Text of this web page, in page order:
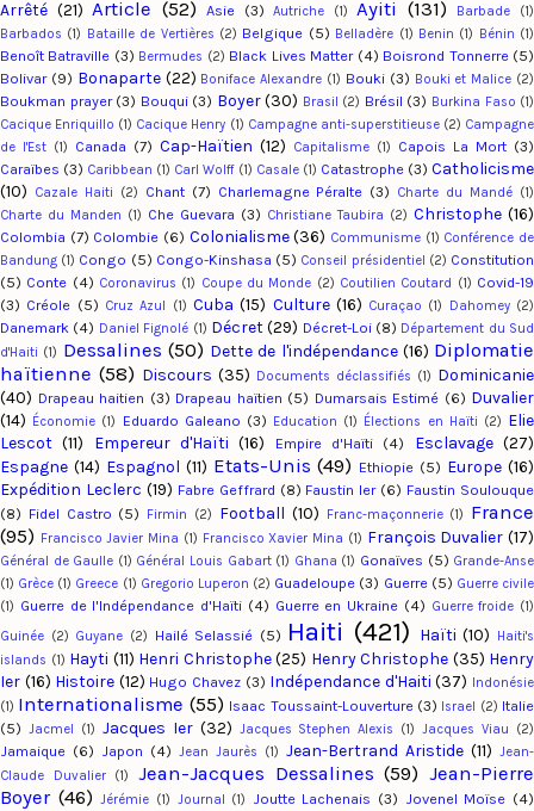
Arrêté (21) Article (52) Asie (3) Autriche (1) Ayiti (131) Barbade
(1)
Barbados (1) Bataille de Vertières (2) Belgique (5) Belladère (1) Benin (1) Bénin (1)
Benoît Batraville (3) Bermudes (2) Black Lives Matter (4) Boisrond Tonnerre (5)
Bolivar (9) Bonaparte (22) Boniface Alexandre (1) Bouki (3) Bouki et Malice (2)
Boukman prayer (3) Bouqui (3) Boyer (30) Brasil (2) Brésil (3) Burkina Faso (1)
Cacique Enriquillo (1) Cacique Henry (1) Campagne anti-superstitieuse (2) Campagne
de l'Est (1) Canada (7) Cap-Haïtien (12) Capitalisme (1) Capois La Mort (3)
Caraïbes (3) Caribbean (1) Carl Wolff (1) Casale (1) Catastrophe (3) Catholicisme
(10)
Cazale Haiti (2) Chant (7) Charlemagne Péralte (3) Charte du Mandé (1)
Charte du Manden (1) Che Guevara (3) Christiane Taubira (2) Christophe (16)
Colombia (7) Colombie (6) Colonialisme (36) Communisme (1) Conférence de
Bandung (1) Congo (5) Congo-Kinshasa (5) Conseil présidentiel (2) Constitution
(5) Conte (4) Coronavirus (1) Coupe du Monde (2) Coutilien Coutard (1) Covid-19
(3) Créole (5) Cruz Azul (1) Cuba (15) Culture (16) Curaçao (1) Dahomey (2)
Danemark (4) Daniel Fignolé (1) Décret(29) Décret-Loi (8) Département du Sud
d'Haiti (1) Dessalines (50) Dette de l'indépendance (16) Diplomatie
haïtienne (58) Discours (35) Documents déclassifiés (1) Dominicanie
(40) Drapeau haitien (3) Drapeau haïtien (5) Dumarsais Estimé (6) Duvalier
(14) Économie (1) Eduardo Galeano (3) Education (1) Élections en Haïti (2) Elie
Lescot (11) Empereur d'Haïti (16) Empire d'Haïti (4) Esclavage (27)
Espagne (14) Espagnol (11) Etats-Unis (49) Ethiopie (5) Europe (16)
Expédition Leclerc (19) Fabre Geffrard (8) Faustin Ier (6) Faustin Soulouque
(8) Fidel Castro (5) Firmin (2) Football (10) Franc-maçonnerie (1)
France
(95) Francisco Javier Mina (1) Francisco Xavier Mina (1) François Duvalier (17)
Général de Gaulle (1) Général Louis Gabart (1) Ghana (1) Gonaïves (5) Grande-Anse
(1) Grèce (1) Greece (1) Gregorio Luperon (2) Guadeloupe (3) Guerre (5) Guerre civile
(1) Guerre de l'Indépendance d'Haïti (4) Guerre en Ukraine (4) Guerre froide (1)
Guinée (2) Guyane (2) Hailé Selassié (5) Haiti (421) Haïti (10)
Haiti's
islands (1) Hayti (11) Henri Christophe (25) Henry Christophe (35) Henry
Ier (16) Histoire (12) Hugo Chavez (3) Indépendance d'Haiti (37) Indonésie
(1) Internationalisme (55) Isaac Toussaint-Louverture (3) Israel (2) Italie
(5) Jacmel (1) Jacques Ier (32) Jacques Stephen Alexis (1) Jacques Viau (2)
Jamaique (6) Japon (4) Jean Jaurès (1) Jean-Bertrand Aristide (11) Jean-
Claude Duvalier
(1) Jean-Jacques Dessalines (59) Jean-Pierre
Boyer (46) Jérémie (1) Journal (1) Joutte Lachenais (3) Jovenel Moïse (4)